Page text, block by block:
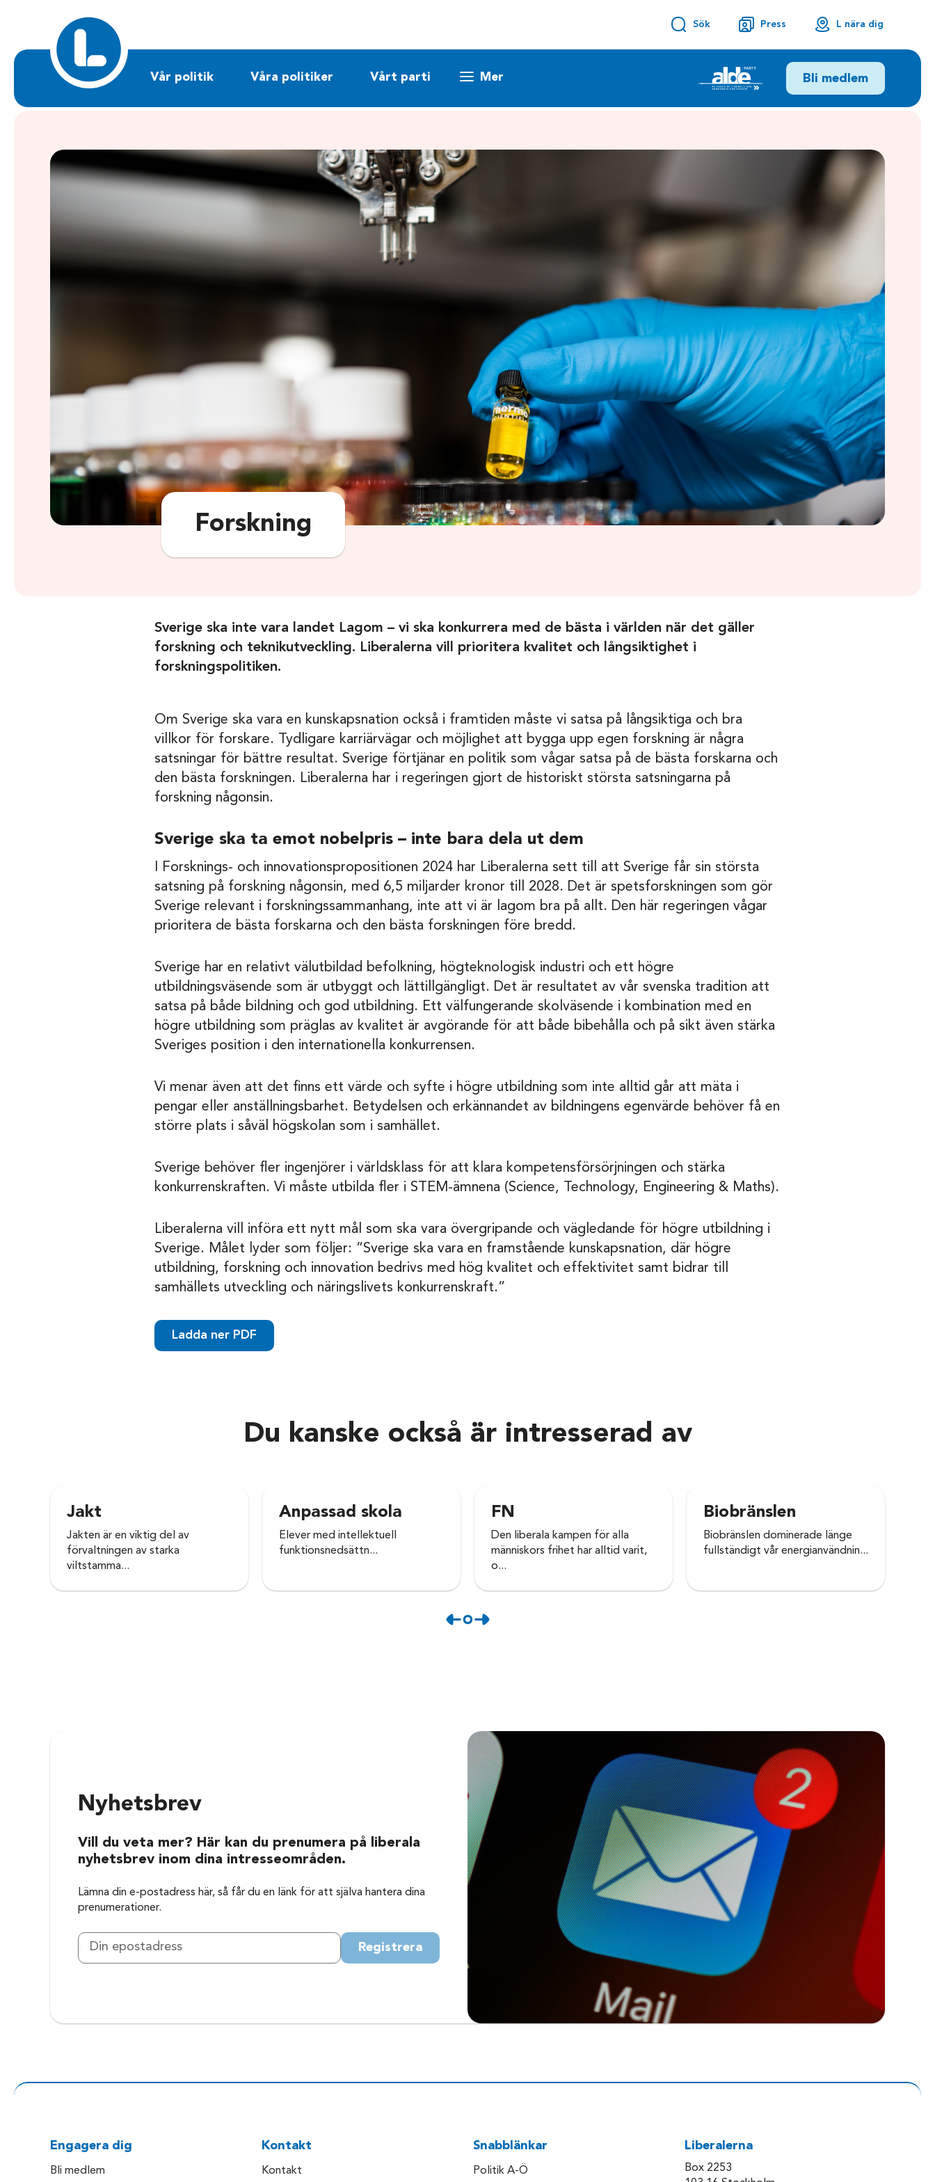
Sök Press L nära dig
Vår politik Våra politiker Vårt parti Mer Bli medlem
Forskning
Sverige ska inte vara landet Lagom – vi ska konkurrera med de bästa i världen när det gäller
forskning och teknikutveckling. Liberalerna vill prioritera kvalitet och långsiktighet i
forskningspolitiken.
Om Sverige ska vara en kunskapsnation också i framtiden måste vi satsa på långsiktiga och bra
villkor för forskare. Tydligare karriärvägar och möjlighet att bygga upp egen forskning är några
satsningar för bättre resultat. Sverige förtjänar en politik som vågar satsa på de bästa forskarna och
den bästa forskningen. Liberalerna har i regeringen gjort de historiskt största satsningarna på
forskning någonsin.
Sverige ska ta emot nobelpris – inte bara dela ut dem
I Forsknings- och innovationspropositionen 2024 har Liberalerna sett till att Sverige får sin största
satsning på forskning någonsin, med 6,5 miljarder kronor till 2028. Det är spetsforskningen som gör
Sverige relevant i forskningssammanhang, inte att vi är lagom bra på allt. Den här regeringen vågar
prioritera de bästa forskarna och den bästa forskningen före bredd.
Sverige har en relativt välutbildad befolkning, högteknologisk industri och ett högre
utbildningsväsende som är utbyggt och lättillgängligt. Det är resultatet av vår svenska tradition att
satsa på både bildning och god utbildning. Ett välfungerande skolväsende i kombination med en
högre utbildning som präglas av kvalitet är avgörande för att både bibehålla och på sikt även stärka
Sveriges position i den internationella konkurrensen.
Vi menar även att det finns ett värde och syfte i högre utbildning som inte alltid går att mäta i
pengar eller anställningsbarhet. Betydelsen och erkännandet av bildningens egenvärde behöver få en
större plats i såväl högskolan som i samhället.
Sverige behöver fler ingenjörer i världsklass för att klara kompetensförsörjningen och stärka
konkurrenskraften. Vi måste utbilda fler i STEM-ämnena (Science, Technology, Engineering & Maths).
Liberalerna vill införa ett nytt mål som ska vara övergripande och vägledande för högre utbildning i
Sverige. Målet lyder som följer: ”Sverige ska vara en framstående kunskapsnation, där högre
utbildning, forskning och innovation bedrivs med hög kvalitet och effektivitet samt bidrar till
samhällets utveckling och näringslivets konkurrenskraft.”
Ladda ner PDF
Du kanske också är intresserad av
Jakt
Jakten är en viktig del av
förvaltningen av starka
viltstamma...
Anpassad skola
Elever med intellektuell
funktionsnedsättn...
FN
Den liberala kampen för alla
människors frihet har alltid varit,
o...
Biobränslen
Biobränslen dominerade länge
fullständigt vår energianvändnin...
Nyhetsbrev
Vill du veta mer? Här kan du prenumera på liberala
nyhetsbrev inom dina intresseområden.
Lämna din e-postadress här, så får du en länk för att själva hantera dina
prenumerationer.
Registrera
Engagera dig
Bli medlem
Kontakt
Kontakt
Snabblänkar
Politik A-Ö
Liberalerna
Box 2253